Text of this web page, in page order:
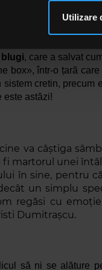
le pot combina
Utilizare
în 9 noiembrie
ani de la dispariția
patul de spital), toți
, care a salvat
box», într-o țară
sistem cretin, precum
este astăzi!
va câștiga
fi martorul unei
în sine, pentru
un simplu
regăsi cu
Dumitrașcu.
să ni se alăture